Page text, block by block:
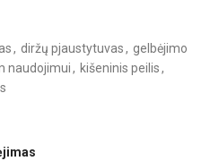
, diržų pjaustytuvas, gelbėjimo
naudojimui, kišeninis peilis,